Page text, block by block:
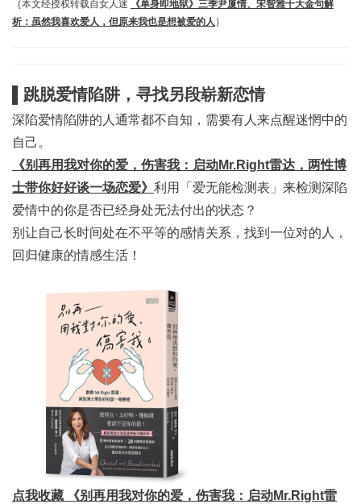
｛本文经授权转载自女人迷
《单身即地狱》三季尹厦情、宋智雅十大金句解
析：虽然我喜欢爱人，但原来我也是想被爱的人 ｝
▌跳脱爱情陷阱，寻找另段崭新恋情
深陷爱情陷阱的人通常都不自知，需要有人来点醒迷惘中的
自己。
《别再用我对你的爱，伤害我：启动Mr.Right雷达，两性博
士带你好好谈一场恋爱》 利用「爱无能检测表」来检测深陷
爱情中的你是否已经身处无法付出的状态？
别让自己长时间处在不平等的感情关系，找到一位对的人，
回归健康的情感生活！
点我收藏 《别再用我对你的爱，伤害我：启动Mr.Right雷